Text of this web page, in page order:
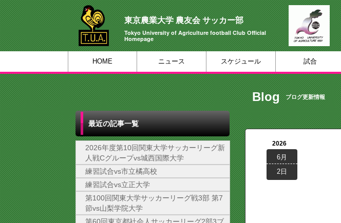
東京農業大学 農友会 サッカー部
Tokyo University of Agriculture football Club Official
Homepage
HOME ニュース スケジュール 試合
最近の記事一覧
2026年度第10回関東大学サッカーリーグ新
人戦Cグループvs城西国際大学
練習試合vs市立橘高校
練習試合vs立正大学
第100回関東大学サッカーリーグ戦3部 第7
節vs山梨学院大学
Blog ブログ更新情報
2026
6月
2日